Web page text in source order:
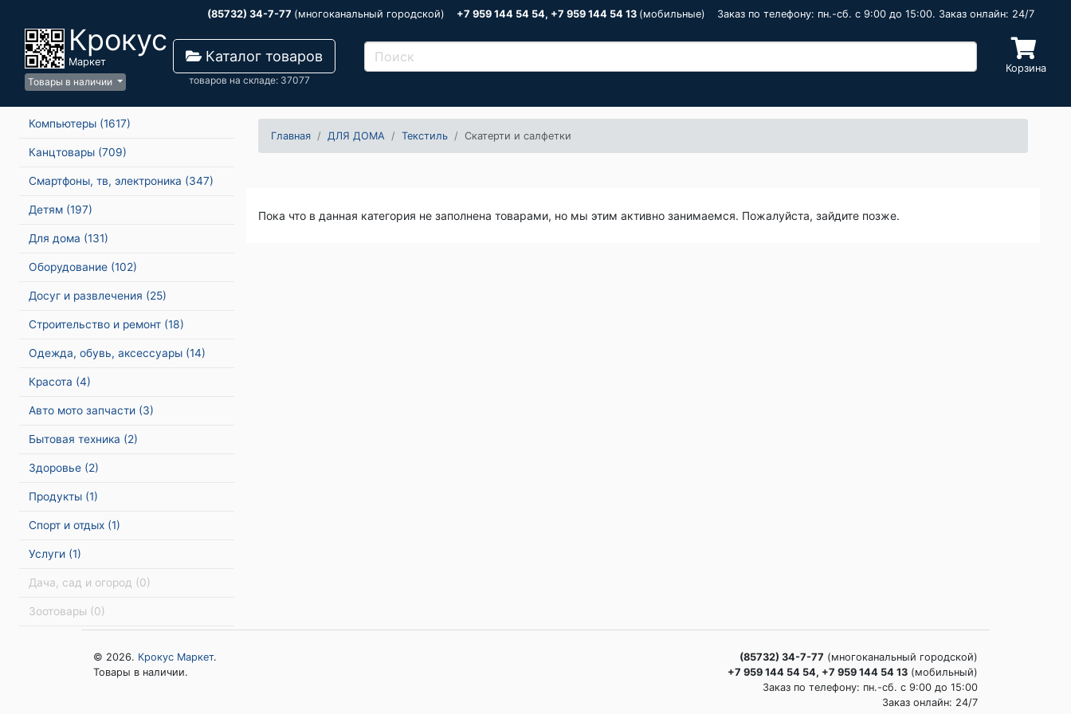
(85732) 34-7-77 (многоканальный городской) +7 959 144 54 54, +7 959 144 54 13 (мобильные) Заказ по телефону: пн.-сб. c 9:00 до 15:00. Заказ онлайн: 24/7
Крокус
Маркет
Товары в наличии
Каталог товаров
товаров на складе: 37077
Корзина
Компьютеры (1617)
Канцтовары (709)
Смартфоны, тв, электроника (347)
Детям (197)
Для дома (131)
Оборудование (102)
Досуг и развлечения (25)
Строительство и ремонт (18)
Одежда, обувь, аксессуары (14)
Красота (4)
Авто мото запчасти (3)
Бытовая техника (2)
Здоровье (2)
Продукты (1)
Спорт и отдых (1)
Услуги (1)
Дача, сад и огород (0)
Зоотовары (0)
Главная ДЛЯ ДОМА Текстиль Скатерти и салфетки
Пока что в данная категория не заполнена товарами, но мы этим активно занимаемся. Пожалуйста, зайдите позже.
© 2026. Крокус Маркет.
Товары в наличии.
(85732) 34-7-77 (многоканальный городской)
+7 959 144 54 54, +7 959 144 54 13 (мобильный)
Заказ по телефону: пн.-сб. c 9:00 до 15:00
Заказ онлайн: 24/7